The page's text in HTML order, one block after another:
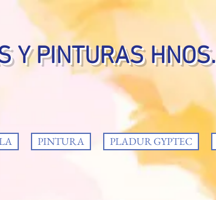
Y PINTURAS HNOS.
PINTURA PLADUR GYPTEC